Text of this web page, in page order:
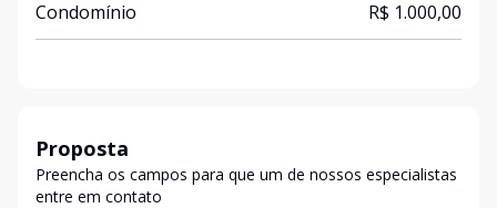
Condomínio R$ 1.000,00
Proposta
Preencha os campos para que um de nossos especialistas
entre em contato